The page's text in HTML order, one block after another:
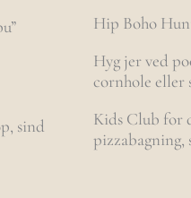
sind
Hip Boho
Hyg jer ved
cornhole eller
Kids Club for
pizzabagning,